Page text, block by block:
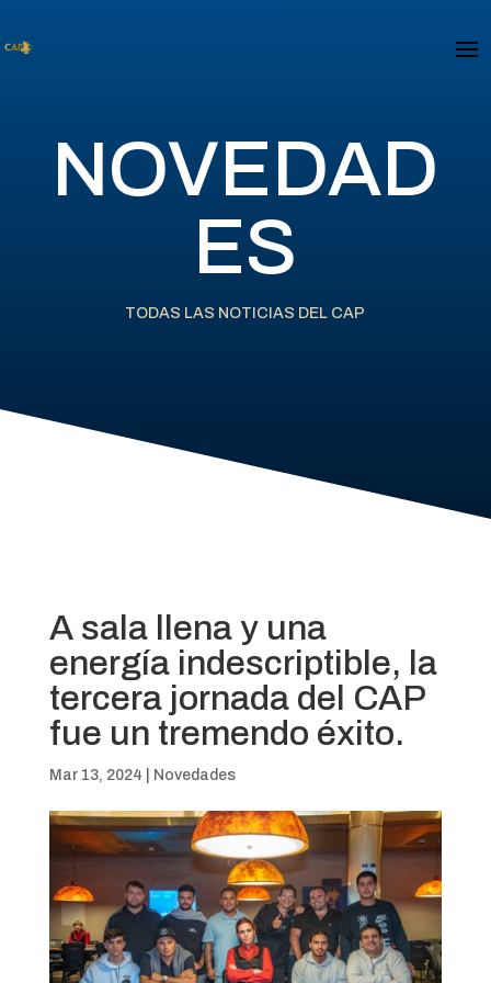
NOVEDAD
ES
TODAS LAS NOTICIAS DEL CAP
A sala llena y una
energía indescriptible, la
tercera jornada del CAP
fue un tremendo éxito.
Mar 13, 2024 Novedades